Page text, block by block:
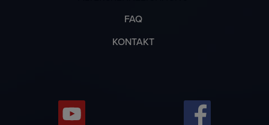
FAQ
KONTAKT